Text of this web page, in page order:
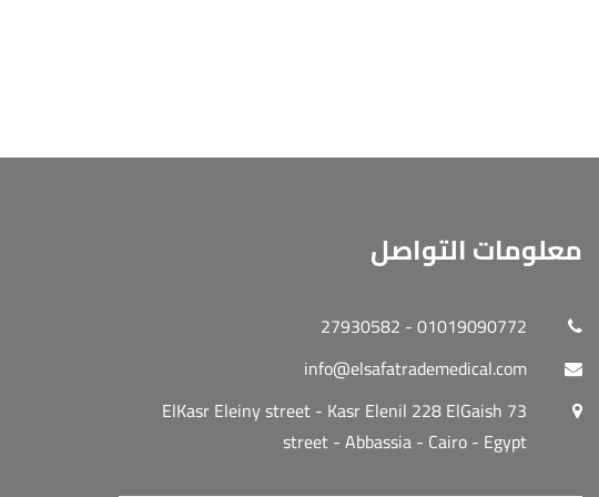
معلومات التواصل
01019090772 - 27930582
info@elsafatrademedical.com
73 ElKasr Eleiny street - Kasr Elenil 228 ElGaish
street - Abbassia - Cairo - Egypt